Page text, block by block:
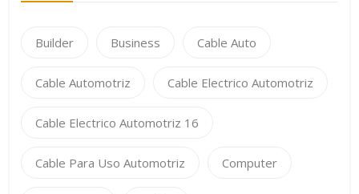
Builder Business Cable Auto
Cable Automotriz Cable Electrico Automotriz
Cable Electrico Automotriz 16
Cable Para Uso Automotriz Computer